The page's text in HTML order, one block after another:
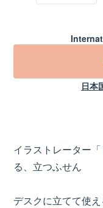
日本
イラストレーター
る、立つふせん
デスクに立てて使え